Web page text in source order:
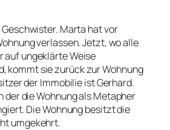
Marta hat vor
verlassen. Jetzt, wo alle
auf ungeklärte Weise
kommt sie zurück zur Wohnung
der Immobilie ist Gerhard.
der die Wohnung als Metapher
Die Wohnung besitzt die
umgekehrt.